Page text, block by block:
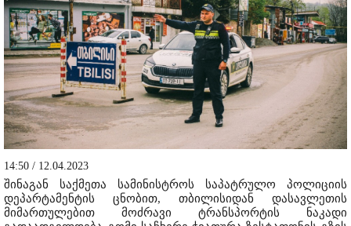
14:50 / 12.04.2023
შინაგან საქმეთა სამინისტროს საპატრულო პოლიციის
დეპარტამენტის ცნობით, თბილისიდან დასავლეთის
მიმართულებით მოძრავი ტრანსპორტის ნაკადი